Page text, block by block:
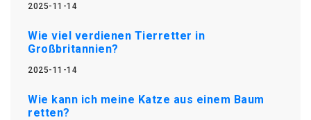
2025-11-14
Wie viel verdienen Tierretter in
Großbritannien?
2025-11-14
Wie kann ich meine Katze aus einem Baum
retten?